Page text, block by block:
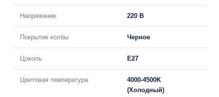
Напряжение 220 В
Покрытие колбы Черное
Цоколь E27
Цветовая температура
4000-4500K
(Холодный)